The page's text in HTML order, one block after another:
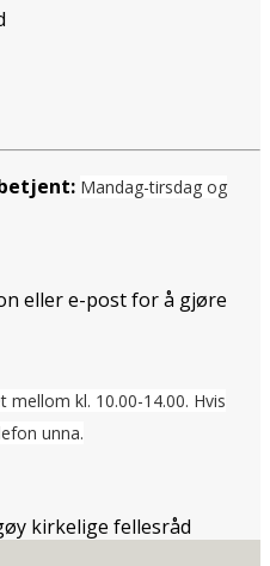
Mandag-tirsdag og
eller e-post for å gjøre
mellom kl. 10.00-14.00. Hvis
unna.
kirkelige fellesråd